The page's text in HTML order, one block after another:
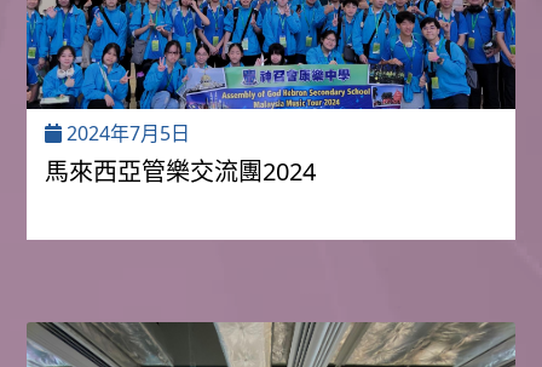
2024年7月5日
馬來西亞管樂交流團2024